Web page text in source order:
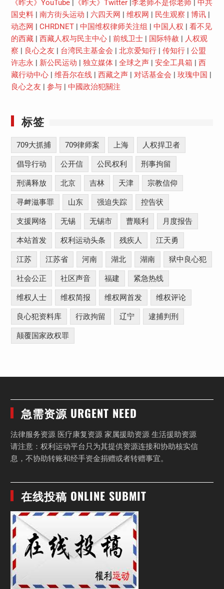
《昨天》YouTube| 《昨天》Twitter| 李老师不是你老师| 中共
国史料| 南方街头运动 六四天网 维权网 民生观察 博讯|
动态网
CHRDNET| 中国维权律师关注组 中国人权
看不见
的西藏| 西藏人权与民主中心| 前线卫士| 国际特赦
人权观
察
良心之友 台湾民主基金会 北京爱知行| 传知行| 公盟
许志永
新公民运动 独立媒体| 全球之声| 安全工具箱
西
藏行动中心| 维吾尔在线| 西藏之声| 对话基金会 玫瑰中国
良心之友
参与| 中國政治犯關注
标签
709大抓捕 709律师案 上海 人权捍卫者
倡导行动 公开信 公民权利 刑事拘留
刑满释放 北京 吉林 天津 宗教信仰
寻衅滋事罪 山东 强迫失踪 控告状
支援网络 无锡 无锡市 曹顺利 月度报告
本站首发 权利运动头条 残疾人 江天勇
江苏 江苏省 河南 湖北 湖南 狱中良心犯
社会公正 社区声音 福建 紧急热线
维权人士 维权简报 维权网首发 维权评论
良心犯资料库 行政拘留 辽宁 逮捕判刑
颠覆国家政权罪
急需资源 URGENT NEED
法律服务资源 医疗康复资源 家属援助资源 生活援助资源
请注意：权利运动平台只为其提供资源连接和协助核实信
息，不协助转账和经手资金捐赠或者转赠事宜。
在线投稿 ONLINE SUBMIT